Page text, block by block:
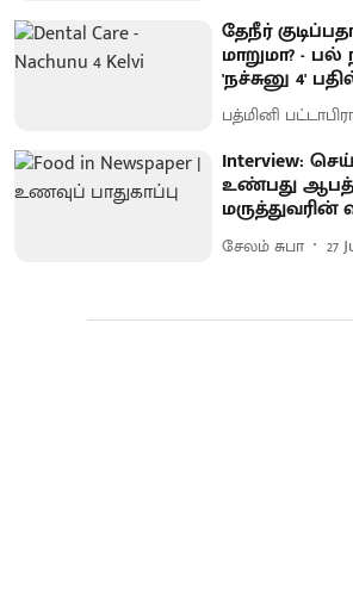
தேநீர்
மாறுமா? - பல்
'நச்சுனு 4'
பத்மினி
Interview:
உண்பது
மருத்துவரின்
சேலம் சுபா 27